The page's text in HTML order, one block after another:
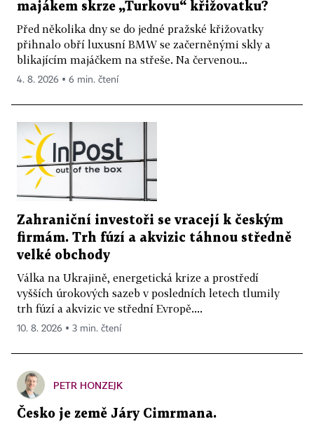
majákem skrze „Turkovu“ křižovatku?
Před několika dny se do jedné pražské křižovatky
přihnalo obří luxusní BMW se začerněnými skly a
blikajícím majáčkem na střeše. Na červenou...
4. 8. 2026 ▪ 6 min. čtení
Zahraniční investoři se vracejí k českým
firmám. Trh fúzí a akvizic táhnou středně
velké obchody
Válka na Ukrajině, energetická krize a prostředí
vyšších úrokových sazeb v posledních letech tlumily
trh fúzí a akvizic ve střední Evropě....
10. 8. 2026 ▪ 3 min. čtení
PETR HONZEJK
Česko je země Járy Cimrmana.